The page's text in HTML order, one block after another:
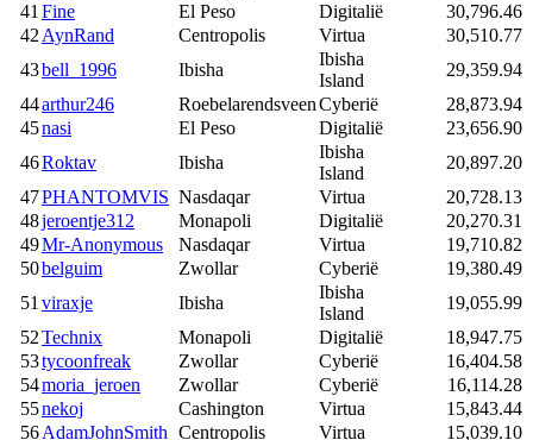
41Fine El Peso Digitalië
30,796.46
42AynRand Centropolis Virtua
30,510.77
43bell_1996 Ibisha
Ibisha
Island
29,359.94
44arthur246 RoebelarendsveenCyberië
28,873.94
45nasi El Peso Digitalië
23,656.90
46Roktav Ibisha
Ibisha
Island
20,897.20
47PHANTOMVIS Nasdaqar Virtua
20,728.13
48jeroentje312 Monapoli Digitalië
20,270.31
49Mr-Anonymous Nasdaqar Virtua
19,710.82
50belguim Zwollar Cyberië
19,380.49
51viraxje Ibisha
Ibisha
Island
19,055.99
52Technix Monapoli Digitalië
18,947.75
53tycoonfreak Zwollar Cyberië
16,404.58
54moria_jeroen Zwollar Cyberië
16,114.28
55nekoj Cashington Virtua
15,843.44
56AdamJohnSmith Centropolis Virtua 15,039.10